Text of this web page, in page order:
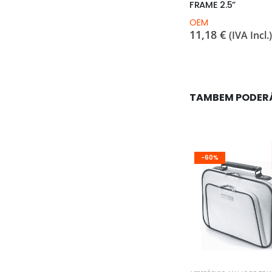
FRAME 2.5”
OEM
11,18 € (IVA Incl.)
TAMBEM
-60%